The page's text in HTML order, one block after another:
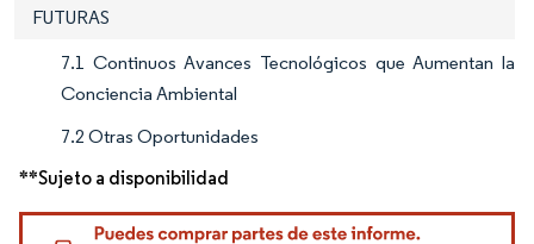
FUTURAS
7.1 Continuos Avances Tecnológicos que Aumentan la
Conciencia Ambiental
7.2 Otras Oportunidades
**Sujeto a disponibilidad